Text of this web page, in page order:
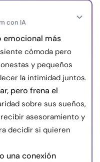
con IA
emocional más
cómoda pero
y pequeños
la intimidad juntos.
pero frena el
sobre sus sueños,
asesoramiento y
decidir si quieren
una conexión